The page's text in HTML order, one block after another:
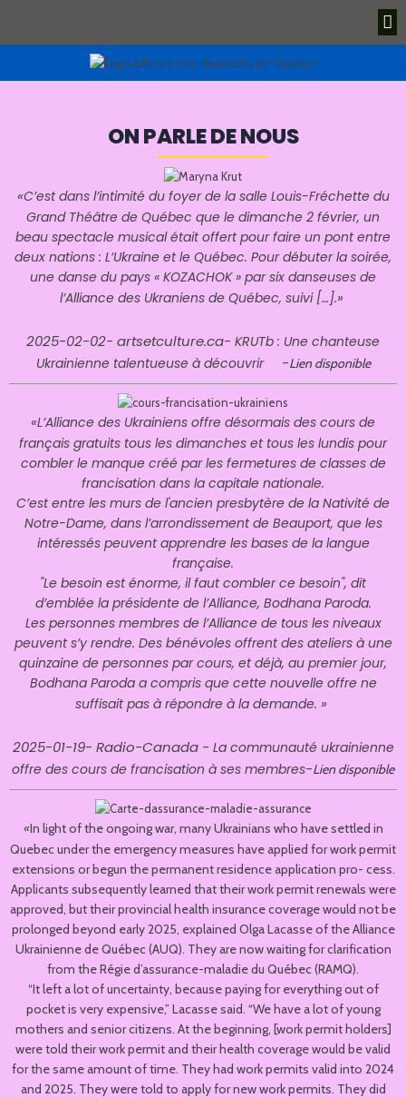
ON PARLE DE NOUS
«C’est dans l’intimité du foyer de la salle Louis-Fréchette du
Grand Théâtre de Québec que le dimanche 2 février, un
beau spectacle musical était offert pour faire un pont entre
deux nations : L’Ukraine et le Québec. Pour débuter la soirée,
une danse du pays « KOZACHOK » par six danseuses de
l’Alliance des Ukraniens de Québec, suivi […].»
2025-02-02- artsetculture.ca- KRUTb : Une chanteuse
Ukrainienne talentueuse à découvrir
-Lien disponible
«L’Alliance des Ukrainiens offre désormais des cours de
français gratuits tous les dimanches et tous les lundis pour
combler le manque créé par les fermetures de classes de
francisation dans la capitale nationale.
C’est entre les murs de l'ancien presbytère de la Nativité de
Notre-Dame, dans l’arrondissement de Beauport, que les
intéressés peuvent apprendre les bases de la langue
française.
"Le besoin est énorme, il faut combler ce besoin", dit
d’emblée la présidente de l’Alliance, Bodhana Paroda.
Les personnes membres de l’Alliance de tous les niveaux
peuvent s’y rendre. Des bénévoles offrent des ateliers à une
quinzaine de personnes par cours, et déjà, au premier jour,
Bodhana Paroda a compris que cette nouvelle offre ne
suffisait pas à répondre à la demande. »
2025-01-19- Radio-Canada - La communauté ukrainienne
offre des cours de francisation à ses membres-Lien disponible
«In light of the ongoing war, many Ukrainians who have settled in
Quebec under the emergency measures have applied for work permit
extensions or begun the permanent residence application pro- cess.
Applicants subsequently learned that their work permit renewals were
approved, but their provincial health insurance coverage would not be
prolonged beyond early 2025, explained Olga Lacasse of the Alliance
Ukrainienne de Québec (AUQ). They are now waiting for clarification
from the Régie d’assurance-maladie du Québec (RAMQ).
“It left a lot of uncertainty, because paying for everything out of
pocket is very expensive,” Lacasse said. “We have a lot of young
mothers and senior citizens. At the beginning, [work permit holders]
were told their work permit and their health coverage would be valid
for the same amount of time. They had work permits valid into 2024
and 2025. They were told to apply for new work permits. They did